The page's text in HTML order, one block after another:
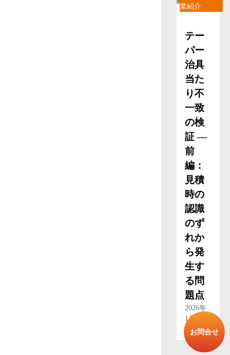
業紹介
テー
パー
治具
当た
り不
一致
の検
証 ―
前
編：
見積
時の
認識
のず
れか
ら発
生す
る問
題点
2026年
1月 15
日お問合せ